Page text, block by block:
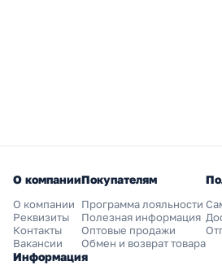
О компании
О компании
Реквизиты
Контакты
Вакансии
Покупателям
Программа лояльности
Полезная информация
Оптовые продажи
Обмен и возврат товара
Информация